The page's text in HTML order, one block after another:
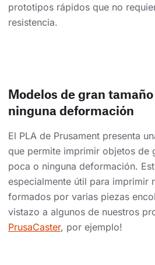
prototipos rápidos que no
resistencia.
Modelos de gran
ninguna deformación
El PLA de Prusament presenta
que permite imprimir objetos de
poca o ninguna deformación.
especialmente útil para imprimir
formados por varias piezas
vistazo a algunos de nuestros
PrusaCaster, por ejemplo!